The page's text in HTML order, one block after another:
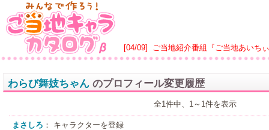
[04/09] ご当地紹介番組『ご当地あいち
わらび舞妓ちゃん のプロフィール変更履歴
全1件中、1～1件を表示
まさしろ ： キャラクターを登録